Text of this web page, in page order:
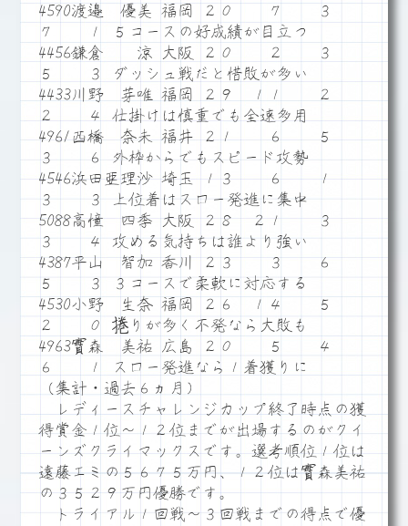
4590渡邉 優美 福岡 ２０ ７ ３
７ １ ５コースの好成績が目立つ
4456鎌倉 涼 大阪 ２０ ２ ３
５ ３ ダッシュ戦だと惜敗が多い
4433川野 芽唯 福岡 ２９ １１ ２
２ ４ 仕掛けは慎重でも全速多用
4961西橋 奈未 福井 ２１ ６ ５
３ ６ 外枠からでもスピード攻勢
4546浜田亜理沙 埼玉 １３ ６ １
３ ３ 上位着はスロー発進に集中
5088高憧 四季 大阪 ２８ ２１ ３
３ ４ 攻める気持ちは誰より強い
4387平山 智加 香川 ２３ ３ ６
５ ３ ３コースで柔軟に対応する
4530小野 生奈 福岡 ２６ １４ ５
２ ０ 捲りが多く不発なら大敗も
4963實森 美祐 広島 ２０ ５ ４
６ １ スロー発進なら１着獲りに
（集計・過去６ヵ月）
レディースチャレンジカップ終了時点の獲
得賞金１位～１２位までが出場するのがクイ
ーンズクライマックスです。選考順位１位は
遠藤エミの５６７５万円、１２位は實森美祐
の３５２９万円優勝です。
トライアル１回戦～３回戦までの得点で優